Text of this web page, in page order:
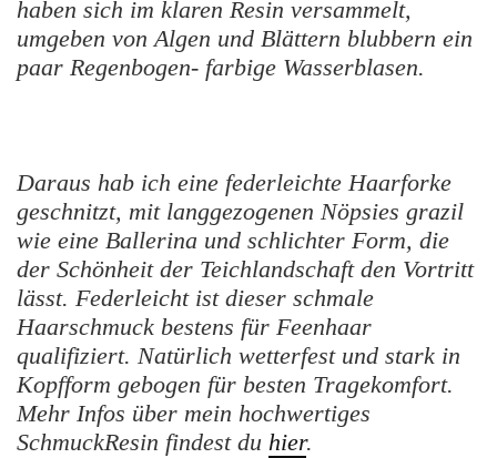
haben sich im klaren Resin versammelt,
umgeben von Algen und Blättern blubbern ein
paar Regenbogen- farbige Wasserblasen.
Daraus hab ich eine federleichte Haarforke
geschnitzt, mit langgezogenen Nöpsies grazil
wie eine Ballerina und schlichter Form, die
der Schönheit der Teichlandschaft den Vortritt
lässt. Federleicht ist dieser schmale
Haarschmuck bestens für Feenhaar
qualifiziert. Natürlich wetterfest und stark in
Kopfform gebogen für besten Tragekomfort.
Mehr Infos über mein hochwertiges
SchmuckResin findest du hier.